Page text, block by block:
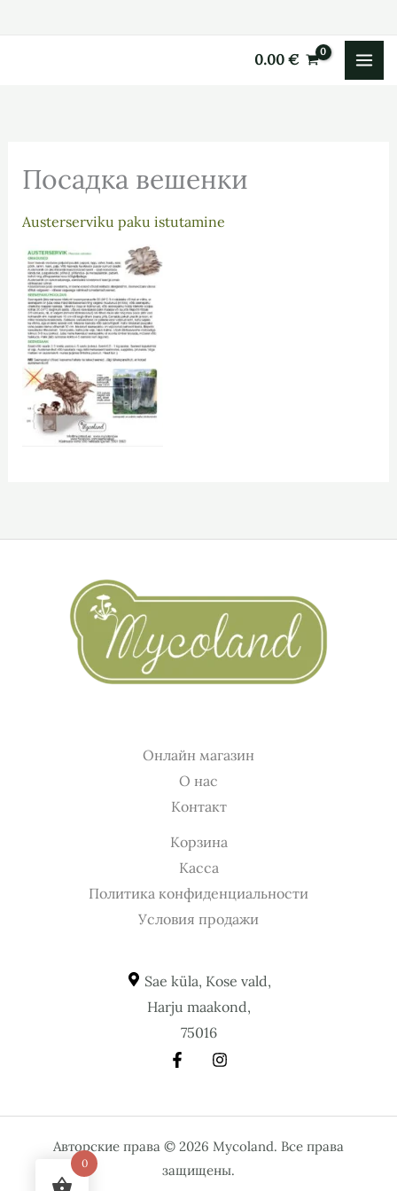
0.00€
Посадка вешенки
Austerserviku paku istutamine
Онлайн магазин
О нас
Контакт
Корзина
Касса
Политика конфиденциальности
Условия продажи
Sae küla, Kose vald,
Harju maakond,
75016
Авторские права © 2026 Mycoland. Все права
защищены.
0